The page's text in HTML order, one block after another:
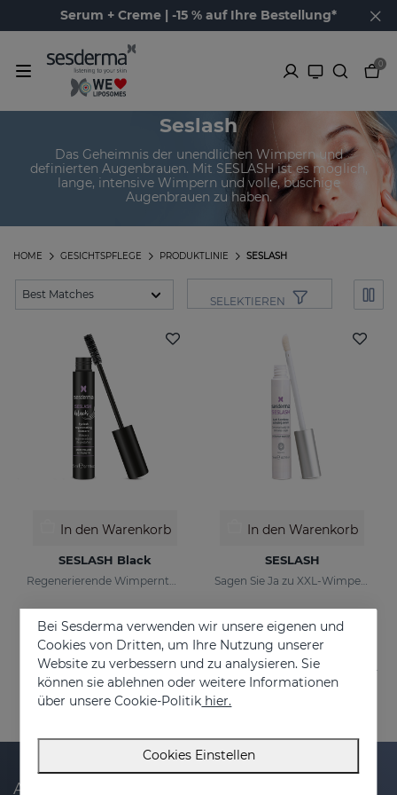
Serum + Creme | -15 % auf Ihre Bestellung*
0
Seslash
Das Geheimnis der unendlichen Wimpern und
definierten Augenbrauen. Mit SESLASH ist es möglich,
lange, intensive Wimpern und volle, buschige
Augenbrauen zu haben.
SESLASH
PRODUKTLINIE
GESICHTSPFLEGE
HOME
SELEKTIEREN
In den Warenkorb
SESLASH Black
Regenerierende Wimperntusche mit schwarzen Pigmenten
€ 23,95
In den Warenkorb
SESLASH
Sagen Sie Ja zu XXL-Wimpern!
€ 36,95
Abonnieren Sie unseren Newsletter und
Bei Sesderma verwenden wir unsere eigenen und
Cookies von Dritten, um Ihre Nutzung unserer
Website zu verbessern und zu analysieren. Sie
können sie ablehnen oder weitere Informationen
über unsere Cookie-Politik hier.
Cookies Einstellen